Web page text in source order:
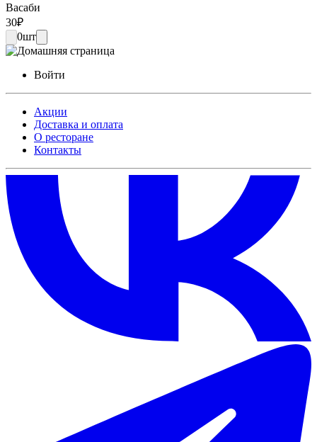
Васаби
30₽
0шт
Войти
Акции
Доставка и оплата
О ресторане
Контакты